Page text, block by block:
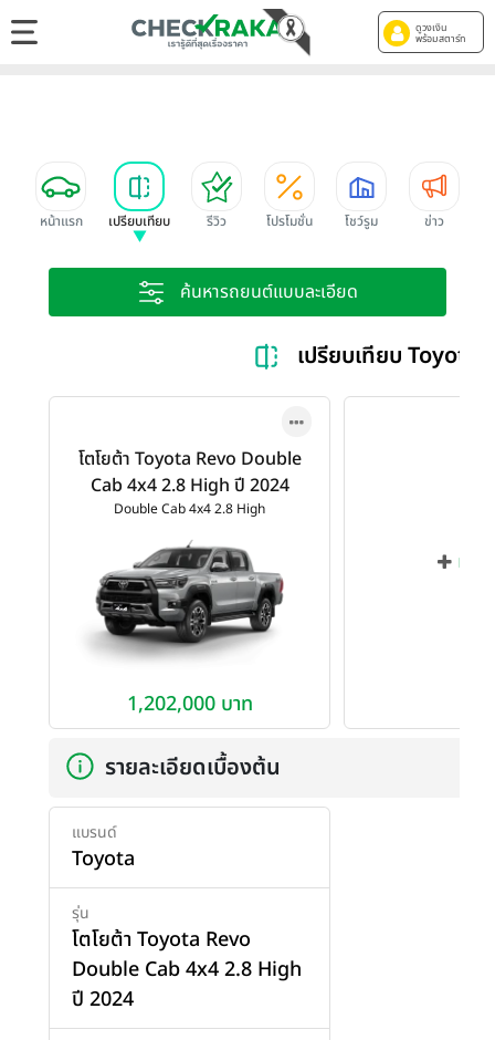
ดูวงเงิน
พร้อมสตาร์ท
หน้าแรก เปรียบเทียบ รีวิว โปรโมชั่น โชว์รูม ข่าว
ค้นหารถยนต์แบบละเอียด
เปรียบเทียบ
โตโยต้า Toyota Revo Double
Cab 4x4 2.8 High ปี 2024
Double Cab 4x4 2.8 High
1,202,000 บาท
เพิ่
รายละเอียดเบื้องต้น
แบรนด์
Toyota
รุ่น
โตโยต้า Toyota Revo
Double Cab 4x4 2.8 High
ปี 2024